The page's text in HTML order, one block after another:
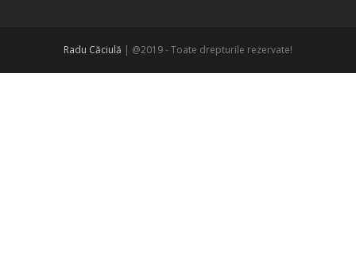
Radu Căciulă | @2019 - Toate drepturile rezervate!